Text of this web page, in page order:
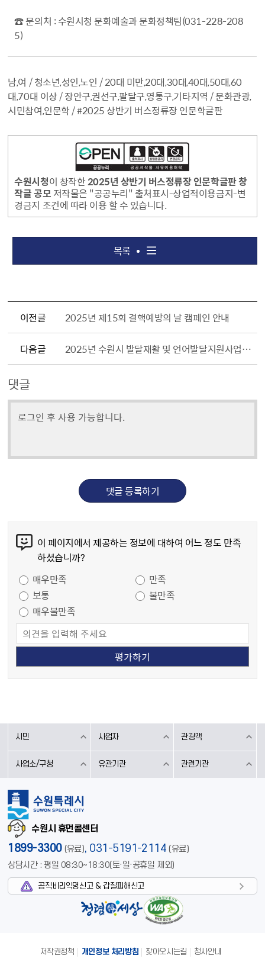
☎ 문의처 : 수원시청 문화예술과 문화정책팀(031-228-208
5)
남,여 / 청소년,성인,노인 / 20대 미만,20대,30대,40대,50대,60
대,70대 이상 / 장안구,권선구,팔달구,영통구,기타지역 / 문화관광,
시민참여,인문학 / #2025 상반기 버스정류장 인문학글판
수원시청이 창작한2025년 상반기 버스정류장 인문학글판 창
작글 공모 저작물은 "공공누리" 출처표시-상업적이용금지-변
경금지 조건에 따라 이용 할 수 있습니다.
목록
이전글 2025년 제15회 결핵예방의 날 캠페인 안내
다음글 2025년 수원시 발달재활 및 언어발달지원사업 제공기관 현황 및 서비스단가
댓글
댓글 등록하기
이 페이지에서 제공하는 정보에 대하여 어느 정도 만족
하셨습니까?
매우만족
만족
보통
불만족
매우불만족
시민 사업자 관광객
사업소/구청 유관기관 관련기관
수원시 휴먼콜센터
1899-3300 (유료), 031-5191-2114 (유료)
상담시간 : 평일 08:30~18:30(토·일·공휴일 제외)
공직비리익명신고 & 갑질피해신고
저작권정책 개인정보 처리방침 찾아오시는길 청사안내